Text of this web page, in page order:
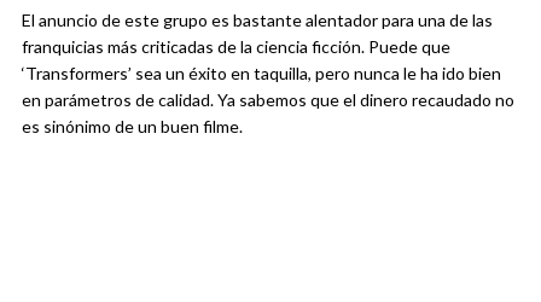
El anuncio de este grupo es bastante alentador para una de las
franquicias más criticadas de la ciencia ficción. Puede que
‘Transformers’ sea un éxito en taquilla, pero nunca le ha ido bien
en parámetros de calidad. Ya sabemos que el dinero recaudado no
es sinónimo de un buen filme.